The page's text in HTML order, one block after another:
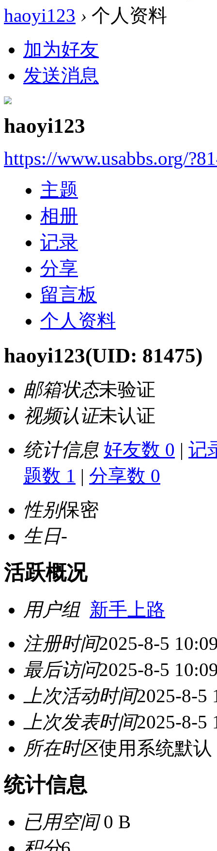
haoyi123 › 个人资料
加为好友
发送消息
haoyi123
https://www.usabbs.org/
主题
相册
记录
分享
留言板
个人资料
haoyi123(UID: 81475)
邮箱状态未验证
视频认证未认证
统计信息 好友数 0 | 记
题数 1 | 分享数 0
性别保密
生日-
活跃概况
用户组 新手上路
注册时间2025-8-5
最后访问2025-8-5
上次活动时间2025-8-5
上次发表时间2025-8-5
所在时区使用系统默认
统计信息
已用空间0 B